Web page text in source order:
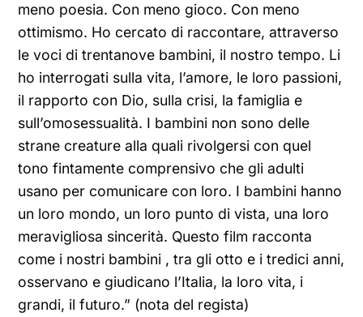
meno poesia. Con meno gioco. Con meno
ottimismo. Ho cercato di raccontare, attraverso
le voci di trentanove bambini, il nostro tempo. Li
ho interrogati sulla vita, l’amore, le loro passioni,
il rapporto con Dio, sulla crisi, la famiglia e
sull’omosessualità. I bambini non sono delle
strane creature alla quali rivolgersi con quel
tono fintamente comprensivo che gli adulti
usano per comunicare con loro. I bambini hanno
un loro mondo, un loro punto di vista, una loro
meravigliosa sincerità. Questo film racconta
come i nostri bambini , tra gli otto e i tredici anni,
osservano e giudicano l’Italia, la loro vita, i
grandi, il futuro.” (nota del regista)